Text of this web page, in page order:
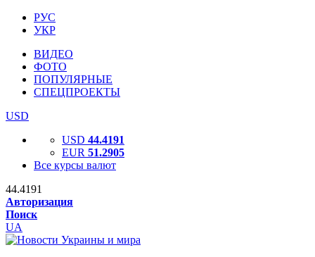
РУС
УКР
ВИДЕО
ФОТО
ПОПУЛЯРНЫЕ
СПЕЦПРОЕКТЫ
USD
USD 44.4191
EUR 51.2905
Все курсы валют
44.4191
Авторизация
Поиск
UA